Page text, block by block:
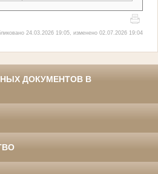
24.03.2026 19:05, изменено 02.07.2026 19:04
ДОКУМЕНТОВ В